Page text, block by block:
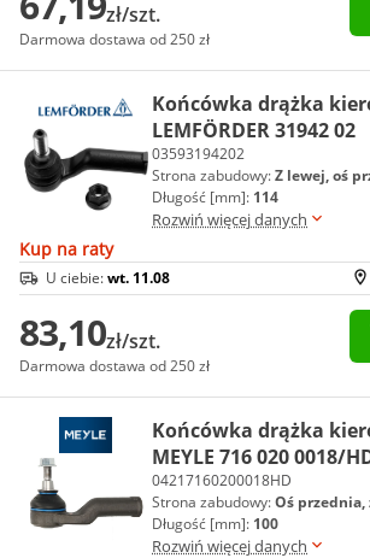
zł/szt.
Darmowa dostawa od 250 zł
Końcówka drążka
LEMFÖRDER 31942 02
03593194202
Strona zabudowy:Z lewej, oś
Długość [mm]: 114
Rozwiń więcej danych
Kup na raty
U ciebie:wt. 11.08
83,10zł/szt.
Darmowa dostawa od 250 zł
Końcówka drążka
MEYLE 716 020 0018/
04217160200018HD
Strona zabudowy:Oś przednia,
Długość [mm]: 100
Rozwiń więcej danych